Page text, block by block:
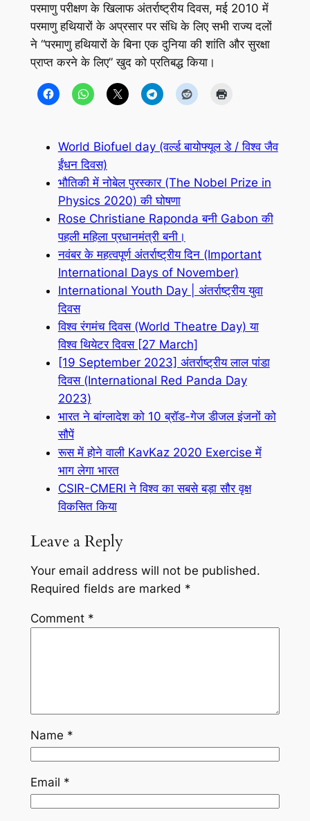
परमाणु परीक्षण के खिलाफ अंतर्राष्ट्रीय दिवस, मई 2010 में
परमाणु हथियारों के अप्रसार पर संधि के लिए सभी राज्य दलों
ने “परमाणु हथियारों के बिना एक दुनिया की शांति और सुरक्षा
प्राप्त करने के लिए” खुद को प्रतिबद्ध किया।
World Biofuel day (वर्ल्ड बायोफ्यूल डे / विश्व जैव
ईंधन दिवस)
भौतिकी में नोबेल पुरस्कार (The Nobel Prize in
Physics 2020) की घोषणा
Rose Christiane Raponda बनी Gabon की
पहली महिला प्रधानमंत्री बनी।
नवंबर के महत्वपूर्ण अंतर्राष्ट्रीय दिन (Important
International Days of November)
International Youth Day | अंतर्राष्ट्रीय युवा
दिवस
विश्व रंगमंच दिवस (World Theatre Day) या
विश्व थियेटर दिवस [27 March]
[19 September 2023] अंतर्राष्ट्रीय लाल पांडा
दिवस (International Red Panda Day
2023)
भारत ने बांग्लादेश को 10 ब्रॉड-गेज डीजल इंजनों को
सौपें
रूस में होने वाली KavKaz 2020 Exercise में
भाग लेगा भारत
CSIR-CMERI ने विश्व का सबसे बड़ा सौर वृक्ष
विकसित किया
Leave a Reply
Your email address will not be published.
Required fields are marked *
Comment *
Name *
Email *